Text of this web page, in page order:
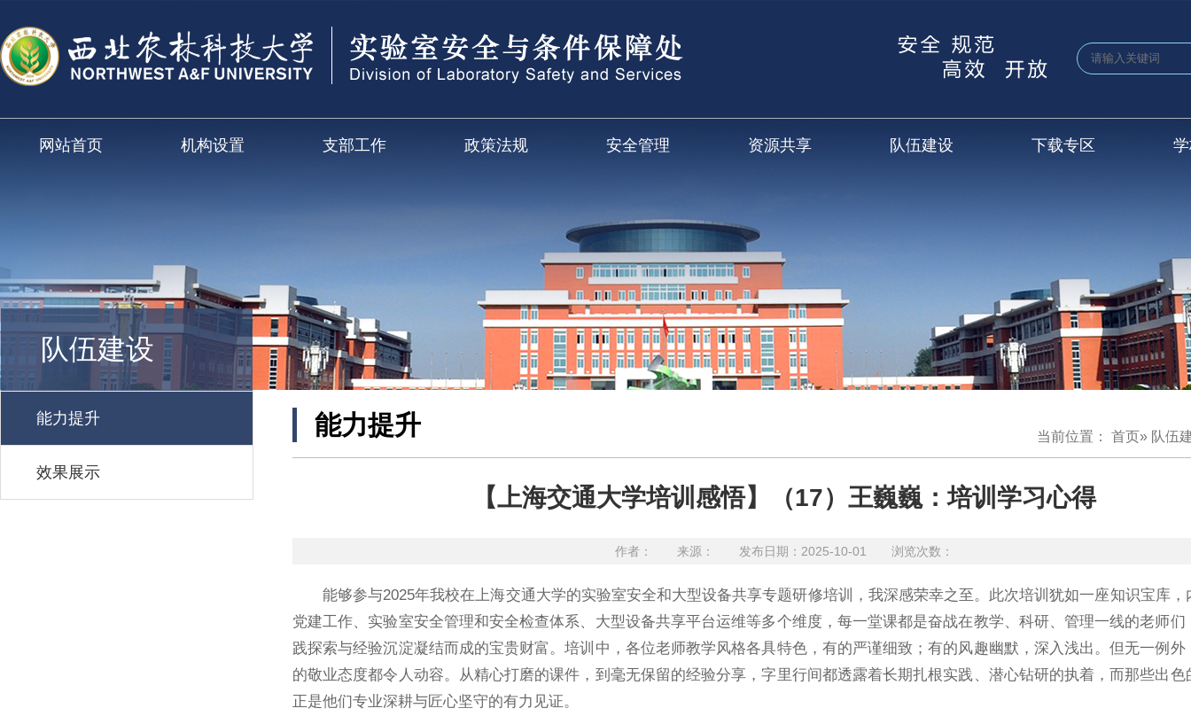
网站首页 机构设置 支部工作 政策法规 安全管理 资源共享 队伍建设 下载专区
队伍建设
能力提升
效果展示
当前位置： 首页» 队伍
能力提升
【上海交通大学培训感悟】（17）王巍巍：培训学习心得
作者： 来源： 发布日期：2025-10-01 浏览次数：
能够参与2025年我校在上海交通大学的实验室安全和大型设备共享专题研修培训，我深感荣幸之至。此次培训犹如一座知识宝库，
党建工作、实验室安全管理和安全检查体系、大型设备共享平台运维等多个维度，每一堂课都是奋战在教学、科研、管理一线的老师们
践探索与经验沉淀凝结而成的宝贵财富。培训中，各位老师教学风格各具特色，有的严谨细致；有的风趣幽默，深入浅出。但无一例外
的敬业态度都令人动容。从精心打磨的课件，到毫无保留的经验分享，字里行间都透露着长期扎根实践、潜心钻研的执着，而那些出色
正是他们专业深耕与匠心坚守的有力见证。